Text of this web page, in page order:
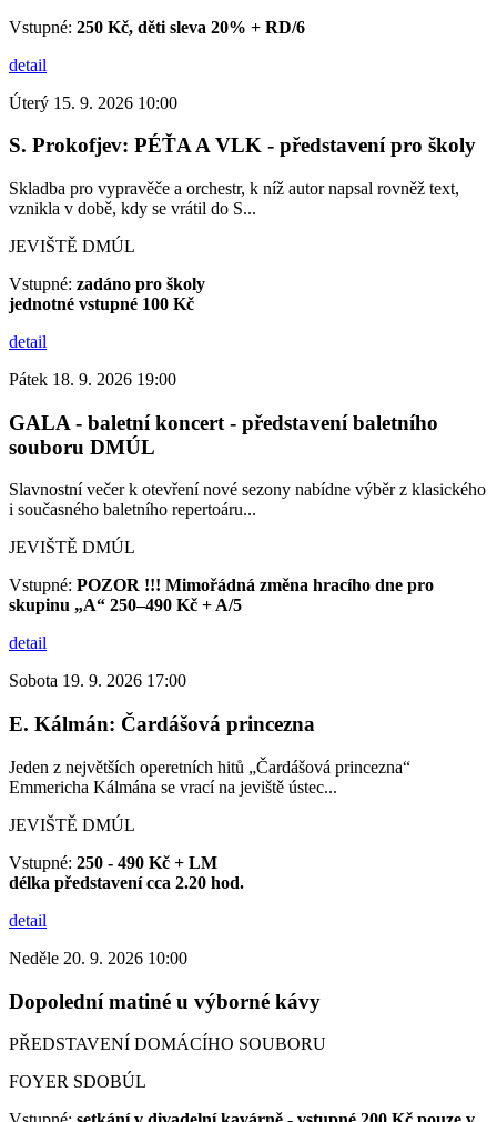
Vstupné: 250 Kč, děti sleva 20% + RD/6
detail
Úterý 15. 9. 2026 10:00
S. Prokofjev: PÉŤA A VLK - představení pro školy
Skladba pro vypravěče a orchestr, k níž autor napsal rovněž text,
vznikla v době, kdy se vrátil do S...
JEVIŠTĚ DMÚL
Vstupné: zadáno pro školy
jednotné vstupné 100 Kč
detail
Pátek 18. 9. 2026 19:00
GALA - baletní koncert - představení baletního
souboru DMÚL
Slavnostní večer k otevření nové sezony nabídne výběr z klasického
i současného baletního repertoáru...
JEVIŠTĚ DMÚL
Vstupné: POZOR !!! Mimořádná změna hracího dne pro
skupinu „A“ 250–490 Kč + A/5
detail
Sobota 19. 9. 2026 17:00
E. Kálmán: Čardášová princezna
Jeden z největších operetních hitů „Čardášová princezna“
Emmericha Kálmána se vrací na jeviště ústec...
JEVIŠTĚ DMÚL
Vstupné: 250 - 490 Kč + LM
délka představení cca 2.20 hod.
detail
Neděle 20. 9. 2026 10:00
Dopolední matiné u výborné kávy
PŘEDSTAVENÍ DOMÁCÍHO SOUBORU
FOYER SDOBÚL